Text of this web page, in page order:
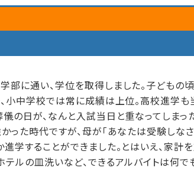
に通い、学位を取得しました。子どもの
小中学校では常に成績は上位。高校進学
の日が、なんと入試当日と重なってしまっ
った時代ですが、母が「あなたは受験しな
学することができました。とはいえ、家計
ルの皿洗いなど、できるアルバイトは何で